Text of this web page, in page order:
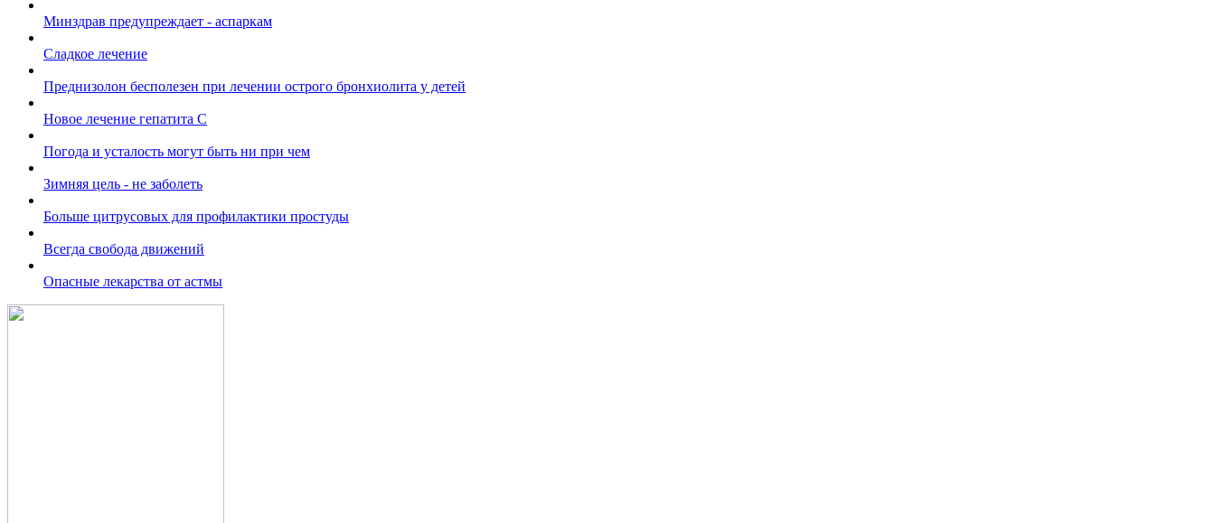
Минздрав предупреждает - аспаркам
Сладкое лечение
Преднизолон бесполезен при лечении острого бронхиолита у детей
Новое лечение гепатита С
Погода и усталость могут быть ни при чем
Зимняя цель - не заболеть
Больше цитрусовых для профилактики простуды
Всегда свобода движений
Опасные лекарства от астмы